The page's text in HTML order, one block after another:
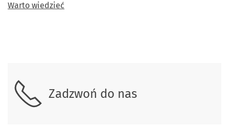
Warto wiedzieć
Zadzwoń do nas